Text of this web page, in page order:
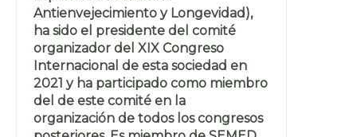
Antienvejecimiento y Longevidad),
ha sido el presidente del comité
organizador del XIX Congreso
Internacional de esta sociedad en
2021 y ha participado como miembro
del de este comité en la
organización de todos los congresos